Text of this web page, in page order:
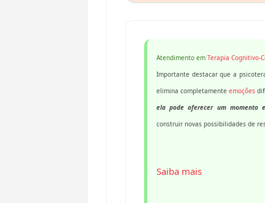
Atendimento em Terapia Cognitivo-
Importante destacar que a
elimina completamente emoções
ela pode oferecer um momento
construir novas possibilidades de
Saiba mais